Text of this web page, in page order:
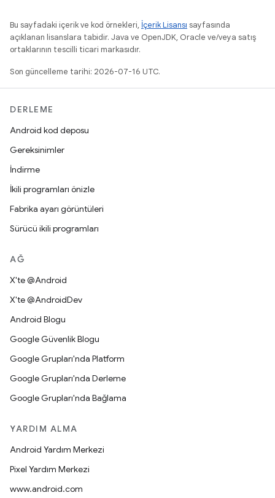
Bu sayfadaki içerik ve kod örnekleri, İçerik Lisansı sayfasında
açıklanan lisanslara tabidir. Java ve OpenJDK, Oracle ve/veya satış
ortaklarının tescilli ticari markasıdır.
Son güncelleme tarihi: 2026-07-16 UTC.
DERLEME
Android kod deposu
Gereksinimler
İndirme
İkili programları önizle
Fabrika ayarı görüntüleri
Sürücü ikili programları
AĞ
X'te @Android
X'te @AndroidDev
Android Blogu
Google Güvenlik Blogu
Google Grupları'nda Platform
Google Grupları'nda Derleme
Google Grupları'nda Bağlama
YARDIM ALMA
Android Yardım Merkezi
Pixel Yardım Merkezi
www.android.com